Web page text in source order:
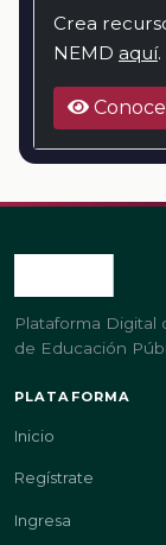
Crea
NEMD aquí.
Plataforma Digital
de Educación
PLATAFORMA
Inicio
Regístrate
Ingresa